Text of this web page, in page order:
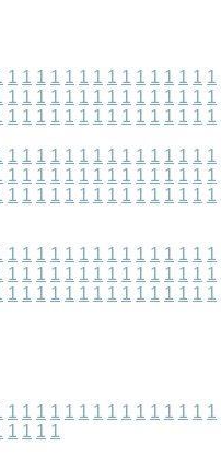
1 1 1 1 1 1 1 1 1 1 1 1 1 1 1
1 1 1 1 1 1 1 1 1 1 1 1 1 1 1
1 1 1 1 1 1 1 1 1 1 1 1 1 1 1
1 1 1 1 1 1 1 1 1 1 1 1 1 1 1
1 1 1 1 1 1 1 1 1 1 1 1 1 1 1
1 1 1 1 1 1 1 1 1 1 1 1 1 1 1
1 1 1 1 1 1 1 1 1 1 1 1 1 1 1
1 1 1 1 1 1 1 1 1 1 1 1 1 1 1
1 1 1 1 1 1 1 1 1 1 1 1 1 1 1
1 1 1 1 1 1 1 1 1 1 1 1 1 1 1
1 1 1 1